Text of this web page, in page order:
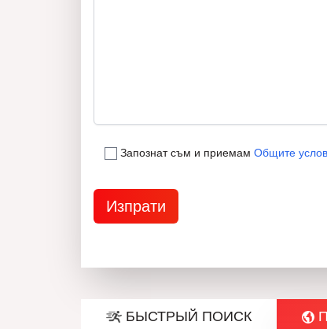
Запознат съм и приемам Общите
БЫСТРЫЙ ПОИСК